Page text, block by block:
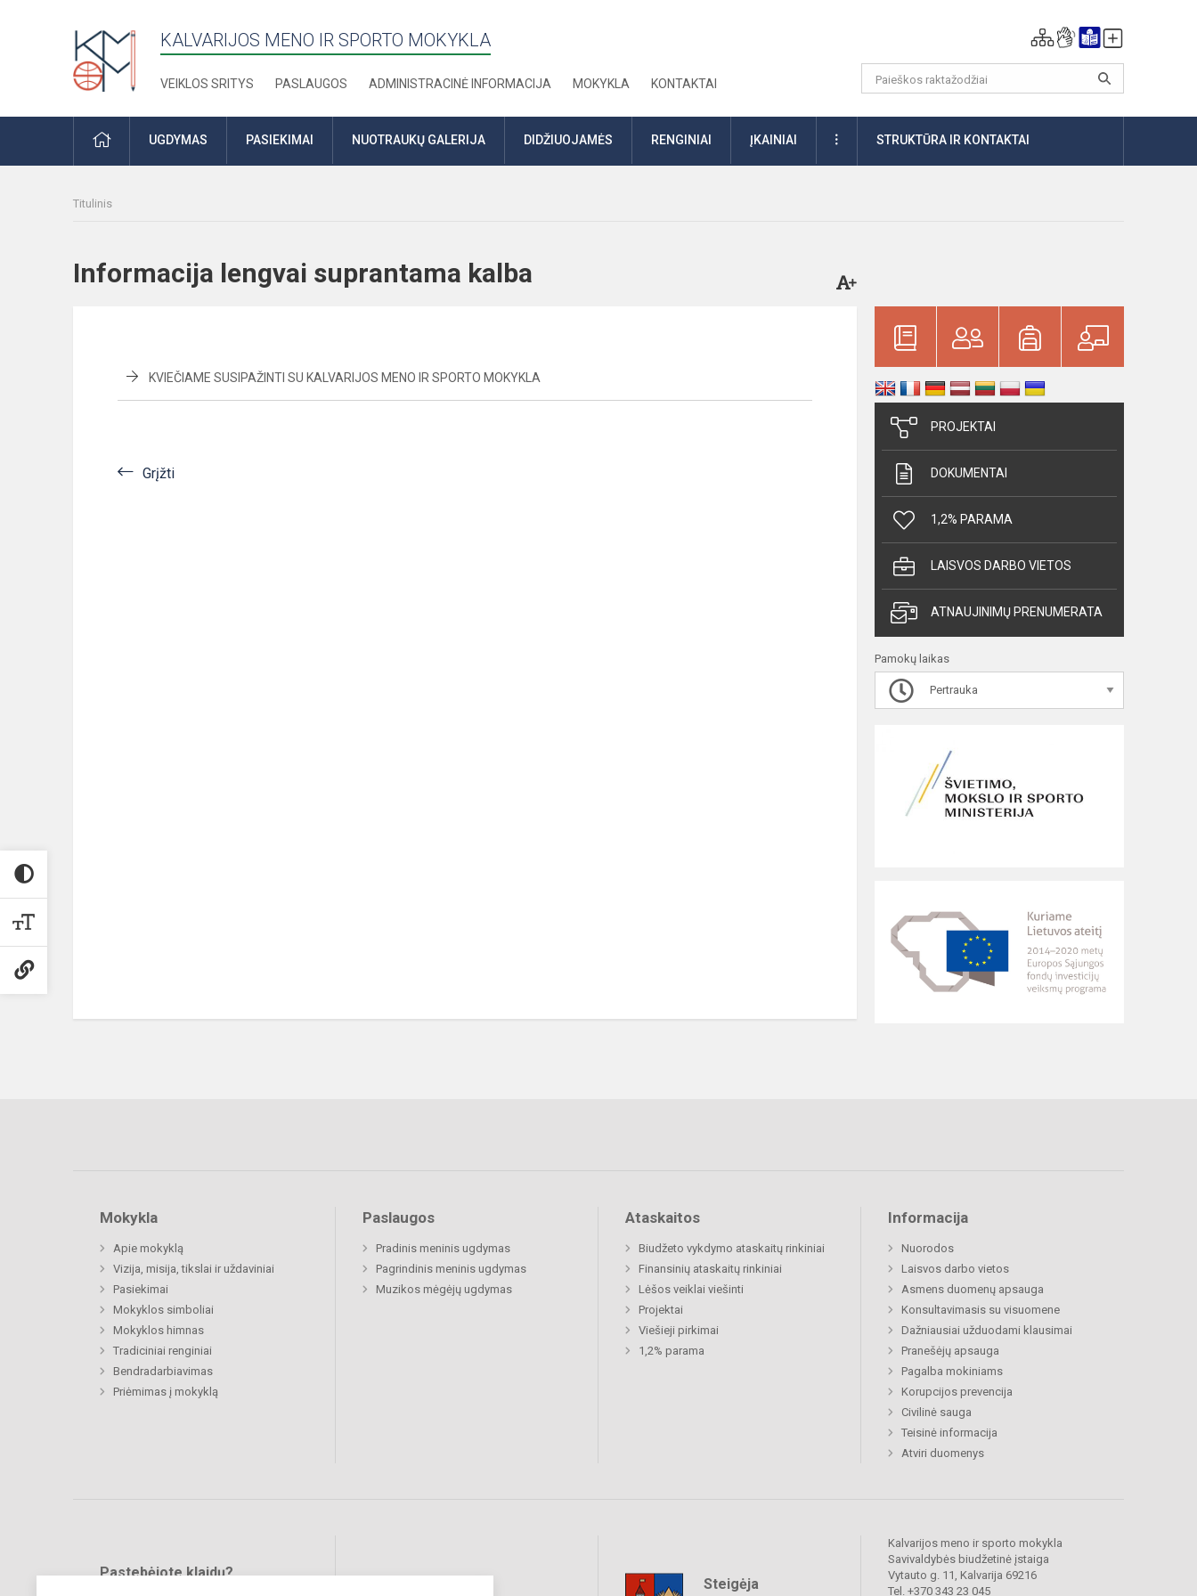
KALVARIJOS MENO IR SPORTO MOKYKLA
VEIKLOS SRITYS PASLAUGOS ADMINISTRACINĖ INFORMACIJA MOKYKLA KONTAKTAI
PRADŽIAUGDYMAS PASIEKIMAI NUOTRAUKŲ GALERIJA DIDŽIUOJAMĖS RENGINIAI ĮKAINIAI DAUGIAUSTRUKTŪRA IR KONTAKTAI
Titulinis
Informacija lengvai suprantama kalba
KVIEČIAME SUSIPAŽINTI SU KALVARIJOS MENO IR SPORTO MOKYKLA
Grįžti
PROJEKTAI
DOKUMENTAI
1,2% PARAMA
LAISVOS DARBO VIETOS
ATNAUJINIMŲ PRENUMERATA
Pamokų laikas
Pertrauka
Mokykla
Apie mokyklą
Vizija, misija, tikslai ir uždaviniai
Pasiekimai
Mokyklos simboliai
Mokyklos himnas
Tradiciniai renginiai
Bendradarbiavimas
Priėmimas į mokyklą
Paslaugos
Pradinis meninis ugdymas
Pagrindinis meninis ugdymas
Muzikos mėgėjų ugdymas
Ataskaitos
Biudžeto vykdymo ataskaitų rinkiniai
Finansinių ataskaitų rinkiniai
Lėšos veiklai viešinti
Projektai
Viešieji pirkimai
1,2% parama
Informacija
Nuorodos
Laisvos darbo vietos
Asmens duomenų apsauga
Konsultavimasis su visuomene
Dažniausiai užduodami klausimai
Pranešėjų apsauga
Pagalba mokiniams
Korupcijos prevencija
Civilinė sauga
Teisinė informacija
Atviri duomenys
Pastebėjote klaidų?
Steigėja
Kalvarijos meno ir sporto mokykla
Savivaldybės biudžetinė įstaiga
Vytauto g. 11, Kalvarija 69216
Tel. +370 343 23 045